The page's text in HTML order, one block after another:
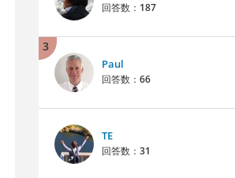
回答数： 187
3
Paul
回答数： 66
TE
回答数： 31